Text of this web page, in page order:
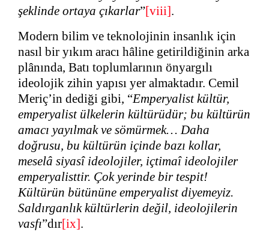
şeklinde ortaya çıkarlar”[viii].
Modern bilim ve teknolojinin insanlık için
nasıl bir yıkım aracı hâline getirildiğinin arka
plânında, Batı toplumlarının önyargılı
ideolojik zihin yapısı yer almaktadır. Cemil
Meriç’in dediği gibi, “Emperyalist kültür,
emperyalist ülkelerin kültürüdür; bu kültürün
amacı yayılmak ve sömürmek… Daha
doğrusu, bu kültürün içinde bazı kollar,
meselâ siyasî ideolojiler, içtimaî ideolojiler
emperyalisttir. Çok yerinde bir tespit!
Kültürün bütününe emperyalist diyemeyiz.
Saldırganlık kültürlerin değil, ideolojilerin
vasfı”dır[ix].